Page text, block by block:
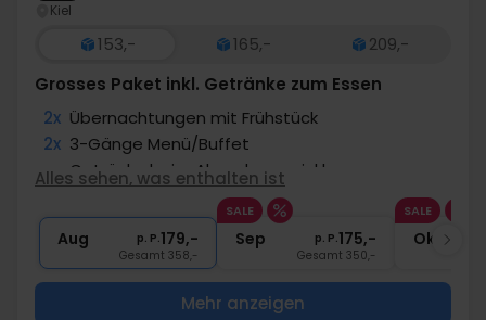
Kiel
153,- 165,-
209,-
Grosses Paket inkl. Getränke zum Essen
2x Übernachtungen mit Frühstück
2x 3-Gänge Menü/Buffet
∞ Getränke beim Abendessen inkl.
Eintritt in die Erlebnis- & Freizeitwelt
∞ Gratis Internet und Parken
Alles sehen, was enthalten ist
Aug p. P.179,-
Gesamt 358,-
SALE
Sep p. P.175,-
Gesamt 350,-
SALE
Okt
Mehr anzeigen